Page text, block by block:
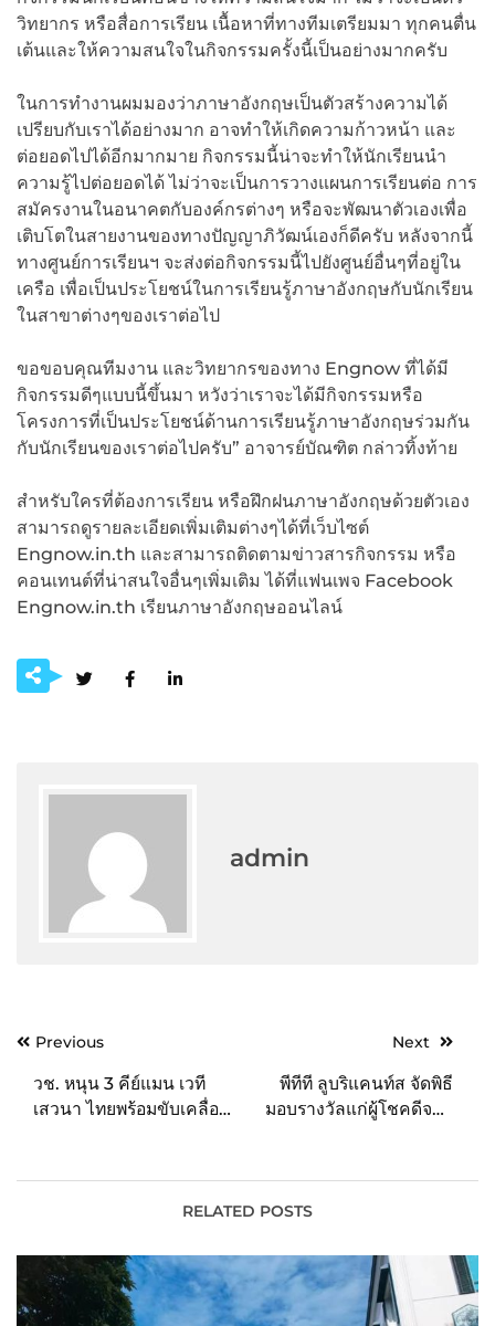
วิทยากร หรือสื่อการเรียน เนื้อหาที่ทางทีมเตรียมมา ทุกคนตื่น
เต้นและให้ความสนใจในกิจกรรมครั้งนี้เป็นอย่างมากครับ
ในการทำงานผมมองว่าภาษาอังกฤษเป็นตัวสร้างความได้
เปรียบกับเราได้อย่างมาก อาจทำให้เกิดความก้าวหน้า และ
ต่อยอดไปได้อีกมากมาย กิจกรรมนี้น่าจะทำให้นักเรียนนำ
ความรู้ไปต่อยอดได้ ไม่ว่าจะเป็นการวางแผนการเรียนต่อ การ
สมัครงานในอนาคตกับองค์กรต่างๆ หรือจะพัฒนาตัวเองเพื่อ
เติบโตในสายงานของทางปัญญาภิวัฒน์เองก็ดีครับ หลังจากนี้
ทางศูนย์การเรียนฯ จะส่งต่อกิจกรรมนี้ไปยังศูนย์อื่นๆที่อยู่ใน
เครือ เพื่อเป็นประโยชน์ในการเรียนรู้ภาษาอังกฤษกับนักเรียน
ในสาขาต่างๆของเราต่อไป
ขอขอบคุณทีมงาน และวิทยากรของทาง Engnow ที่ได้มี
กิจกรรมดีๆแบบนี้ขึ้นมา หวังว่าเราจะได้มีกิจกรรมหรือ
โครงการที่เป็นประโยชน์ด้านการเรียนรู้ภาษาอังกฤษร่วมกัน
กับนักเรียนของเราต่อไปครับ” อาจารย์บัณฑิต กล่าวทิ้งท้าย
สำหรับใครที่ต้องการเรียน หรือฝึกฝนภาษาอังกฤษด้วยตัวเอง
สามารถดูรายละเอียดเพิ่มเติมต่างๆได้ที่เว็บไซต์
Engnow.in.th และสามารถติดตามข่าวสารกิจกรรม หรือ
คอนเทนต์ที่น่าสนใจอื่นๆเพิ่มเติม ได้ที่แฟนเพจ Facebook
Engnow.in.th เรียนภาษาอังกฤษออนไลน์
admin
PostPrevious
วช. หนุน 3 คีย์แมน เวที
เสวนา ไทยพร้อมขับเคลื่อน
Next
พีทีที ลูบริแคนท์ส จัดพิธี
มอบรางวัลแก่ผู้โชคดีจาก
มอบรางวัลใหญ่รถเกี่ยว
นวดข้าว รถไถ ทองคำแท่ง
RELATED POSTS